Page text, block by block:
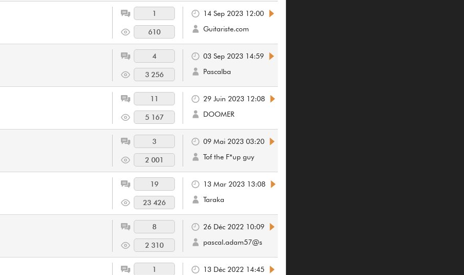
1
610
14 Sep 2023 12:00
Guitariste.com
4
3 256
03 Sep 2023 14:59
Pascalba
11
5 167
29 Juin 2023 12:08
DOOMER
3
2 001
09 Mai 2023 03:20
Tof the F*up guy
19
23 426
13 Mar 2023 13:08
Taraka
8
2 310
26 Déc 2022 10:09
pascal.adam57@s
1
13 Déc 2022 14:45